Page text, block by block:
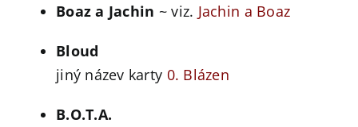
Boaz a Jachin ~ viz. Jachin a Boaz
Bloud
jiný název karty 0. Blázen
B.O.T.A.